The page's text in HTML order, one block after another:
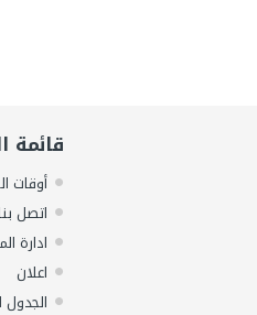
قائمة
أوقات
اتصل
ادارة
اعلان
الجدول